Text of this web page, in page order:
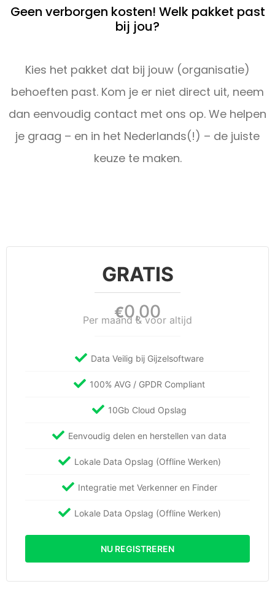
Geen verborgen kosten! Welk pakket past
bij jou?
Kies het pakket dat bij jouw (organisatie)
behoeften past. Kom je er niet direct uit, neem
dan eenvoudig contact met ons op. We helpen
je graag – en in het Nederlands(!) – de juiste
keuze te maken.
GRATIS
€0,00
Per maand & voor altijd
Data Veilig bij Gijzelsoftware
100% AVG / GPDR Compliant
10Gb Cloud Opslag
Eenvoudig delen en herstellen van data
Lokale Data Opslag (Offline Werken)
Integratie met Verkenner en Finder
Lokale Data Opslag (Offline Werken)
NU REGISTREREN